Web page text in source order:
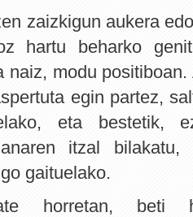
zaizkigun aukera
hartu beharko
naiz, modu
egin partez,
eta bestetik,
itzal
gaituelako.
horretan, beti